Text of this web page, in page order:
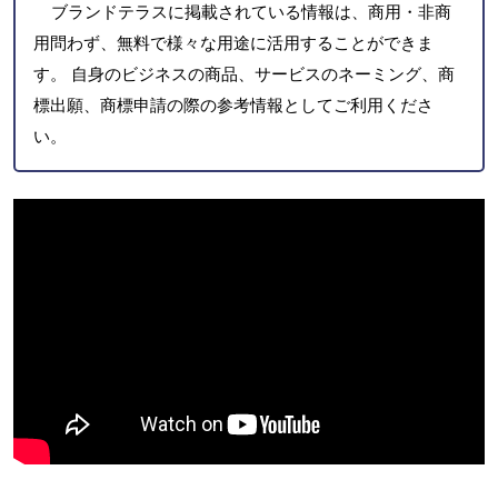
ブランドテラスに掲載されている情報は、商用・非商
用問わず、無料で様々な用途に活用することができま
す。 自身のビジネスの商品、サービスのネーミング、商
標出願、商標申請の際の参考情報としてご利用くださ
い。